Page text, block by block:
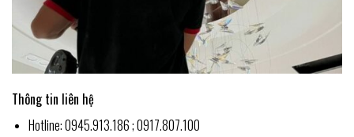
Thông tin liên hệ
Hotline: 0945.913.186 ; 0917.807.100